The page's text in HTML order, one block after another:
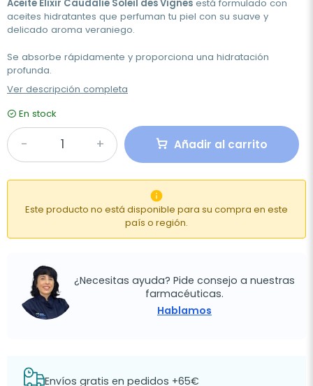
Aceite Elixir Caudalie Soleil des Vignes está formulado con
aceites hidratantes que perfuman tu piel con su suave y
delicado aroma veraniego.
Se absorbe rápidamente y proporciona una hidratación
profunda.
Ver descripción completa
En stock
Añadir al carrito

Este producto no está disponible para su compra en este
país o región.
¿Necesitas ayuda? Pide consejo a nuestras
farmacéuticas.
Hablamos
Envíos gratis en pedidos +65€